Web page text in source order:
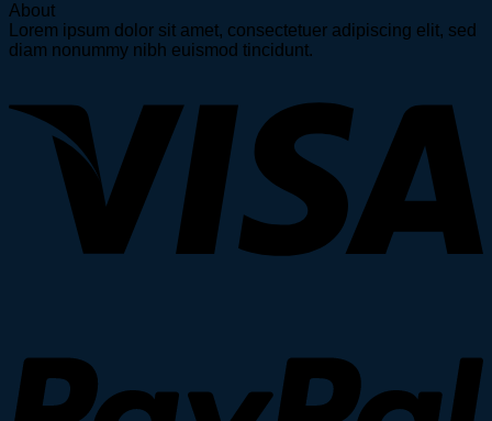
About
Lorem ipsum dolor sit amet, consectetuer adipiscing elit, sed
diam nonummy nibh euismod tincidunt.